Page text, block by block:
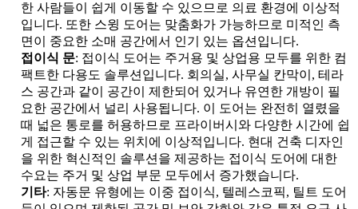
한 사람들이 쉽게 이동할 수 있으므로 의료 환경에 이상적
입니다. 또한 스윙 도어는 맞춤화가 가능하므로 미적인 측
면이 중요한 소매 공간에서 인기 있는 옵션입니다.
접이식 문: 접이식 도어는 주거용 및 상업용 모두를 위한 컴
팩트한 다용도 솔루션입니다. 회의실, 사무실 칸막이, 테라
스 공간과 같이 공간이 제한되어 있거나 유연한 개방이 필
요한 공간에서 널리 사용됩니다. 이 도어는 완전히 열렸을
때 넓은 통로를 허용하므로 프라이버시와 다양한 시간에 쉽
게 접근할 수 있는 위치에 이상적입니다. 현대 건축 디자인
을 위한 혁신적인 솔루션을 제공하는 접이식 도어에 대한
수요는 주거 및 상업 부문 모두에서 증가했습니다.
기타: 자동문 유형에는 이중 접이식, 텔레스코픽, 틸트 도어